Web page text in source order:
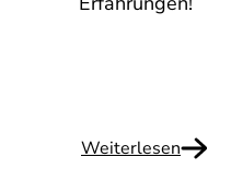
Weiterlesen